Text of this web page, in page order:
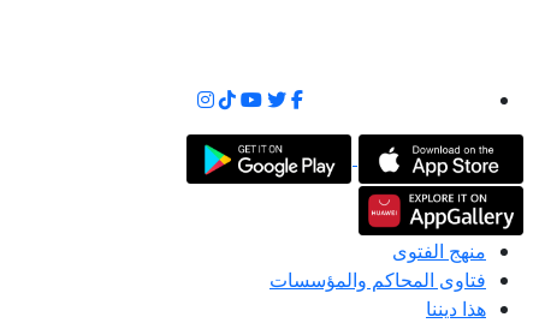
منهج الفتوى
فتاوى المحاكم والمؤسسات
هذا ديننا